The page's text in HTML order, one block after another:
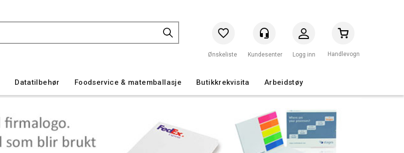
Logg inn Handlevogn
Datatilbehør Foodservice & matemballasje Butikkrekvisita Arbeidstøy